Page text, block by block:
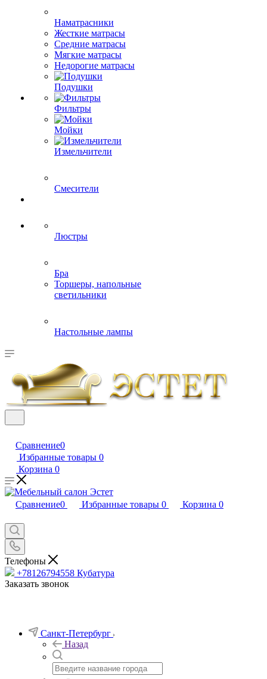
Наматрасники
Жесткие матрасы
Средние матрасы
Мягкие матрасы
Недорогие матрасы
Подушки
Фильтры
Мойки
Измельчители
Смесители
Люстры
Бра
Торшеры, напольные
светильники
Настольные лампы
Сравнение0
Избранные товары 0
Корзина 0
Сравнение0 Избранные товары 0 Корзина 0
Телефоны
+78126794558 Кубатура
Заказать звонок
Санкт-Петербург
Назад